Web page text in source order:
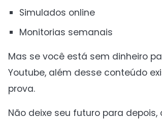
Simulados online
Monitorias semanais
Mas se você está sem dinheiro
Youtube, além desse conteúdo
prova.
Não deixe seu futuro para